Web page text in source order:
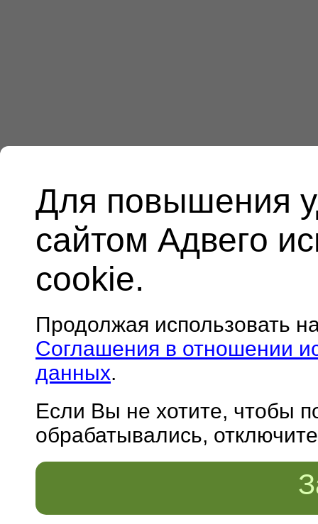
Для повышения
сайтом Адвего
cookie.
Продолжая использовать
Соглашения в отношении
данных.
Если Вы не хотите, чтобы
обрабатывались,